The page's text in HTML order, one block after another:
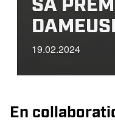
19.02.2024
En